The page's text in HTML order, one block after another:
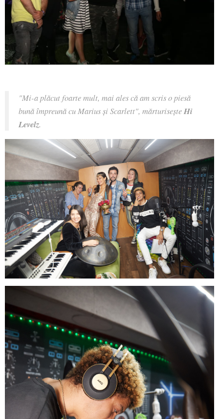
"Mi-a plăcut foarte mult, mai ales că am scris o piesă
bună împreună cu Marius și Scarlett", mărturiseșteHi
Levelz.